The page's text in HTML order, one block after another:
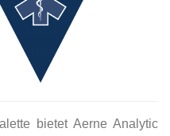
bietet Aerne Analytic